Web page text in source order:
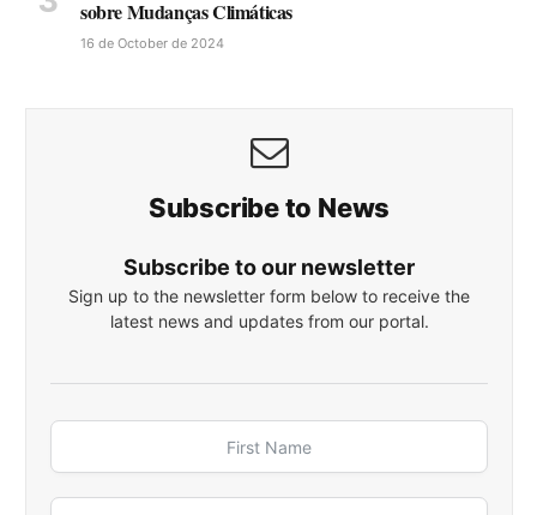
sobre Mudanças Climáticas
16 de October de 2024
Subscribe to News
Subscribe to our newsletter
Sign up to the newsletter form below to receive the
latest news and updates from our portal.